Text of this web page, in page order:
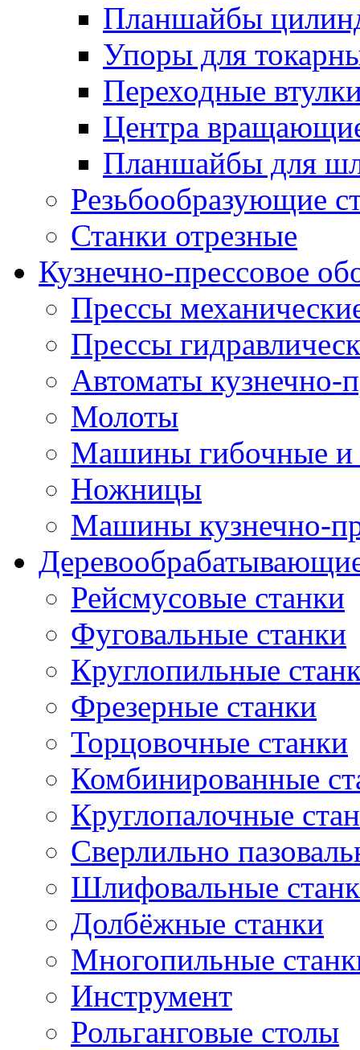
Планшайбы
Упоры для
Переходные
Центра
Планшайбы для
Резьбообразующие
Станки отрезные
Кузнечно-прессовое
Прессы
Прессы
Автоматы кузнечно-
Молоты
Машины гибочные и
Ножницы
Машины кузнечно-
Рейсмусовые станки
Фуговальные станки
Круглопильные
Фрезерные станки
Торцовочные станки
Комбинированные
Круглопалочные
Сверлильно
Шлифовальные
Долбёжные станки
Многопильные
Инструмент
Рольганговые столы